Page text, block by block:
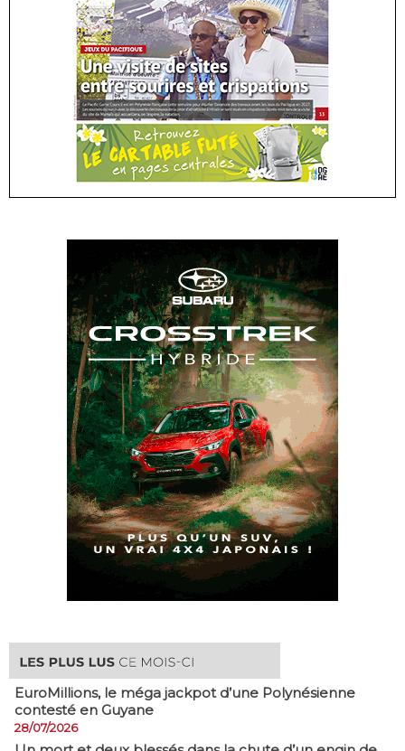
EuroMillions, ​le méga jackpot d’une Polynésienne
contesté en Guyane
28/07/2026